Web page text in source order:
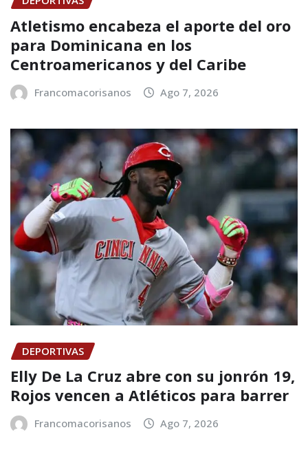
Atletismo encabeza el aporte del oro
para Dominicana en los
Centroamericanos y del Caribe
Francomacorisanos Ago 7, 2026
DEPORTIVAS
Elly De La Cruz abre con su jonrón 19,
Rojos vencen a Atléticos para barrer
Francomacorisanos Ago 7, 2026